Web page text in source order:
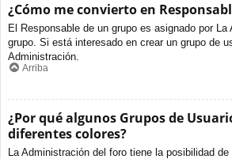
¿Cómo me convierto en
El Responsable de un grupo es asignado por La
grupo. Si está interesado en crear un grupo de
Administración.
Arriba
¿Por qué algunos Grupos de
diferentes colores?
La Administración del foro tiene la posibilidad